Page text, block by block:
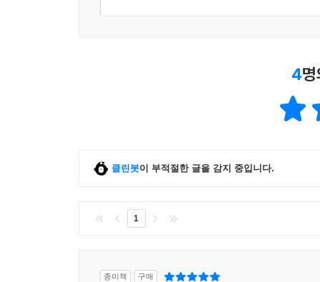
4
클린봇이 부적절한 글을 감지 중입니다.
1
종이책 구매